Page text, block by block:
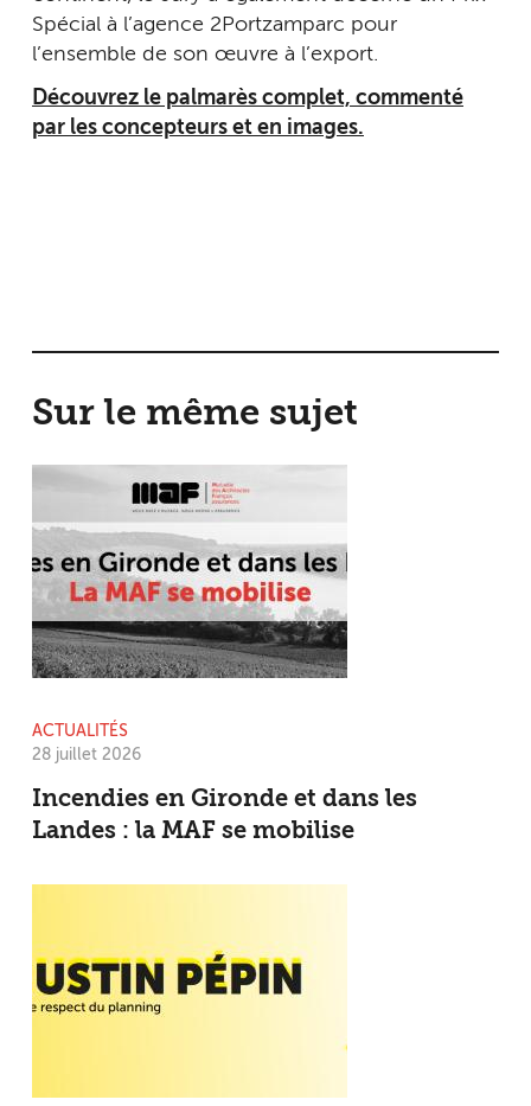
Spécial à l’agence 2Portzamparc pour
l’ensemble de son œuvre à l’export.
Découvrez le palmarès complet, commenté
par les concepteurs et en images.
Sur le même sujet
ACTUALITÉS
28 juillet 2026
Incendies en Gironde et dans les
Landes : la MAF se mobilise